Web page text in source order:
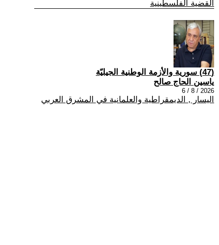
القضية الفلسطينية
(47) سورية والأزمة الوطنية الجيليّة
ياسين الحاج صالح
2026 / 8 / 6
اليسار , الديمقراطية والعلمانية في المشرق العربي